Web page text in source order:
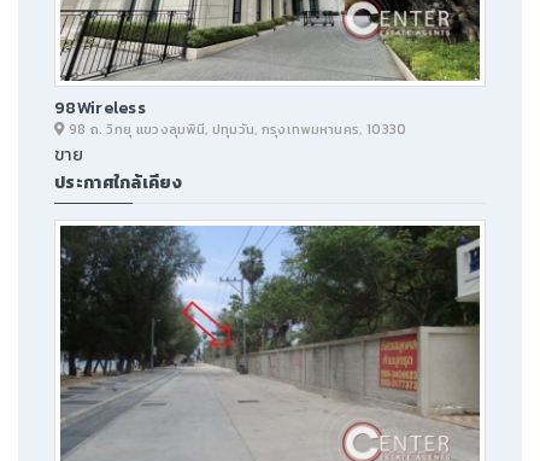
98Wireless
98 ถ. วิทยุ แขวงลุมพินี, ปทุมวัน, กรุงเทพมหานคร, 10330
ขาย
ประกาศใกล้เคียง